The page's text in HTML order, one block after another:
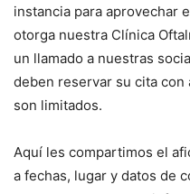
instancia para aprovechar
otorga nuestra Clínica
un llamado a nuestras
deben reservar su cita
son limitados.
Aquí les compartimos el
a fechas, lugar y datos de